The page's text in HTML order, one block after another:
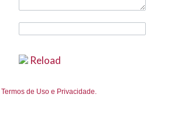
Reload
Termos de Uso e Privacidade.